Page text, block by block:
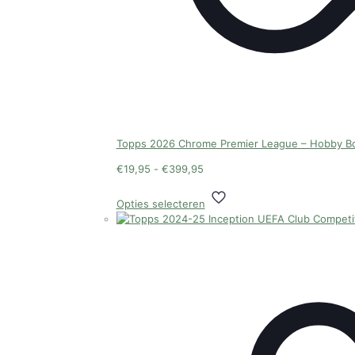
Topps 2026 Chrome Premier League – Hobby
€19,95 - €399,95Prijsklasse:
tot
€399,95
Opties selecteren
Dit
heeft